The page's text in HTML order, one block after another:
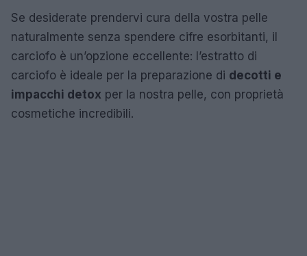
Se desiderate prendervi cura della vostra pelle
naturalmente senza spendere cifre esorbitanti, il
carciofo è un’opzione eccellente: l’estratto di
carciofo è ideale per la preparazione di decotti e
impacchi detox per la nostra pelle, con proprietà
cosmetiche incredibili.